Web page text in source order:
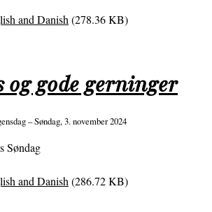
and Danish (278.36 KB)
og gode gerninger
– Søndag, 3. november 2024
Søndag
and Danish (286.72 KB)